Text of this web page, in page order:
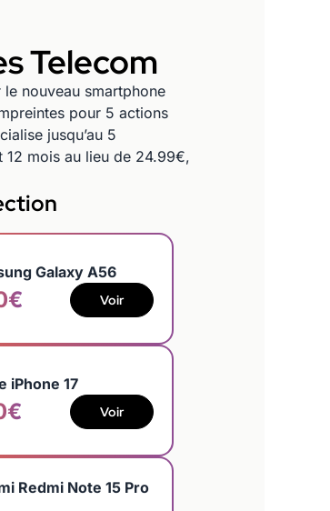
Telecom
nouveau smartphone
pour 5 actions
jusqu’au 5
12 mois au lieu de 24.99€,
Galaxy A56
Voir
iPhone 17
Voir
Redmi Note 15 Pro